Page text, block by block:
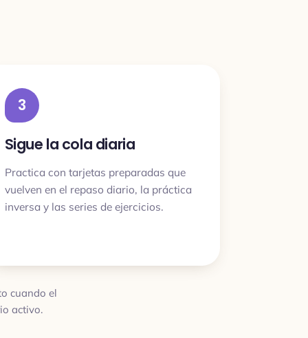
3
Sigue la cola diaria
Practica con tarjetas preparadas que
vuelven en el repaso diario, la práctica
inversa y las series de ejercicios.
cuando el
activo.